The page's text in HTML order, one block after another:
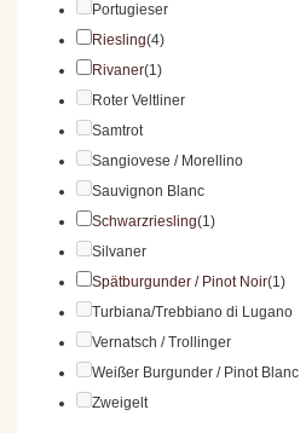
Portugieser
Riesling(4)
Rivaner(1)
Roter Veltliner
Samtrot
Sangiovese / Morellino
Sauvignon Blanc
Schwarzriesling(1)
Silvaner
Spätburgunder / Pinot Noir(1)
Turbiana/Trebbiano di Lugano
Vernatsch / Trollinger
Weißer Burgunder / Pinot Blanc
Zweigelt